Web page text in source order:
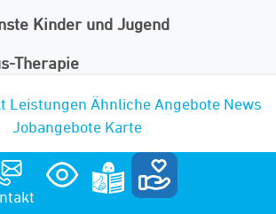
Leistungen Ähnliche Angebote News
Jobangebote Karte
Kinder und Jugend
Therapie
Orientierung
Kommunikation